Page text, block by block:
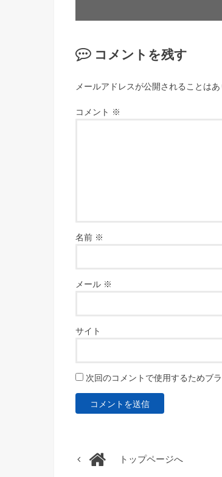
コメントを残す
メールアドレスが公開されることはあ
コメント ※
名前 ※
メール ※
サイト
次回のコメントで使用するためブ
トップページへ